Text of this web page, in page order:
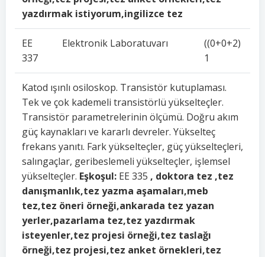
yazdırmak istiyorum,ingilizce tez
EE
337
Elektronik Laboratuvarı
((0+0+2)
1
Katod ışınlı osiloskop. Transistör kutuplaması.
Tek ve çok kademeli transistörlü yükselteçler.
Transistör parametrelerinin ölçümü. Doğru akım
güç kaynakları ve kararlı devreler. Yükselteç
frekans yanıtı. Fark yükselteçler, güç yükselteçleri,
salıngaçlar, geribeslemeli yükselteçler, işlemsel
yükselteçler. Eşkoşul: EE 335 , doktora tez ,tez
danışmanlık,tez yazma aşamaları,meb
tez,tez öneri örneği,ankarada tez yazan
yerler,pazarlama tez,tez yazdırmak
isteyenler,tez projesi örneği,tez taslağı
örneği,tez projesi,tez anket örnekleri,tez